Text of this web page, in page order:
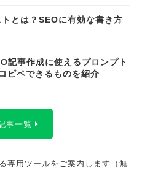
とは？SEOに有効な書き方
記事作成に使えるプロンプト
ピペできるものを紹介
事一覧